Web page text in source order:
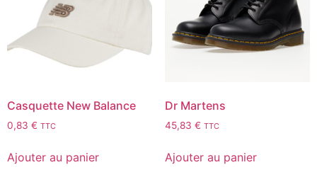
Casquette New Balance
0,83 € TTC
Ajouter au panier
Dr Martens
45,83 € TTC
Ajouter au panier